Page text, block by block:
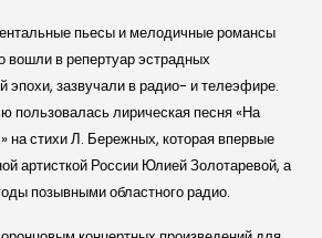
пьесы и мелодичные романсы
в репертуар эстрадных
эпохи, зазвучали в радио- и телеэфире.
пользовалась лирическая песня «На
на стихи Л. Бережных, которая впервые
артисткой России Юлией Золотаревой, а
позывными областного радио.